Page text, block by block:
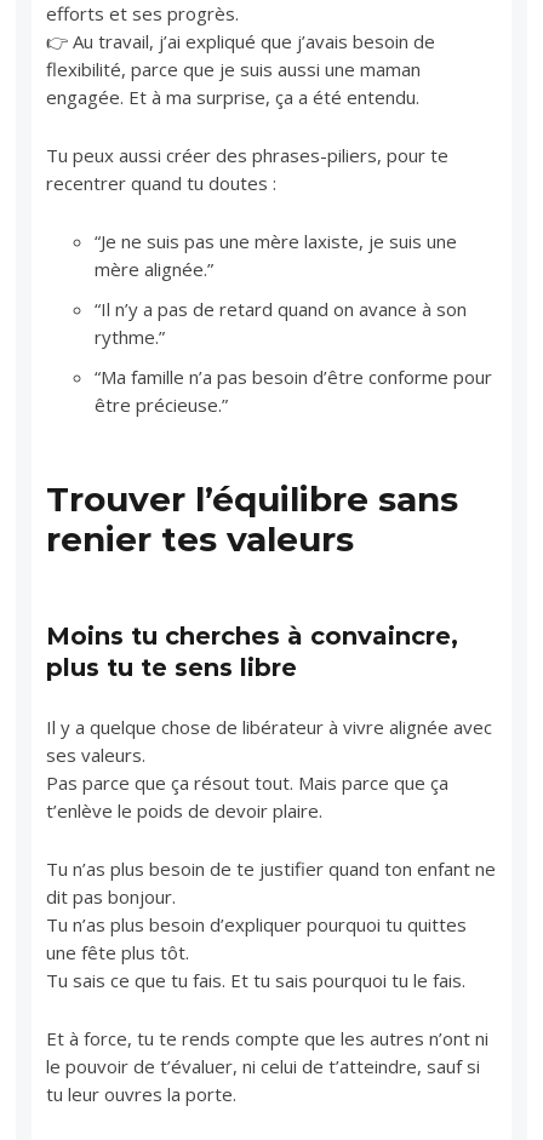
efforts et ses progrès.
👉 Au travail, j’ai expliqué que j’avais besoin de
flexibilité, parce que je suis aussi une maman
engagée. Et à ma surprise, ça a été entendu.
Tu peux aussi créer des phrases-piliers, pour te
recentrer quand tu doutes :
“Je ne suis pas une mère laxiste, je suis une
mère alignée.”
“Il n’y a pas de retard quand on avance à son
rythme.”
“Ma famille n’a pas besoin d’être conforme pour
être précieuse.”
Trouver l’équilibre sans
renier tes valeurs
Moins tu cherches à convaincre,
plus tu te sens libre
Il y a quelque chose de libérateur à vivre alignée avec
ses valeurs.
Pas parce que ça résout tout. Mais parce que ça
t’enlève le poids de devoir plaire.
Tu n’as plus besoin de te justifier quand ton enfant ne
dit pas bonjour.
Tu n’as plus besoin d’expliquer pourquoi tu quittes
une fête plus tôt.
Tu sais ce que tu fais. Et tu sais pourquoi tu le fais.
Et à force, tu te rends compte que les autres n’ont ni
le pouvoir de t’évaluer, ni celui de t’atteindre, sauf si
tu leur ouvres la porte.